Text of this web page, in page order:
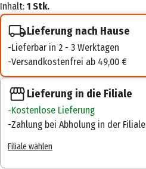
Inhalt: 1 Stk.
Lieferung nach Hause
Lieferbar in 2 - 3 Werktagen
Versandkostenfrei ab 49,00 €
Lieferung in die Filiale
Kostenlose Lieferung
Zahlung bei Abholung in der Filiale
Filiale wählen